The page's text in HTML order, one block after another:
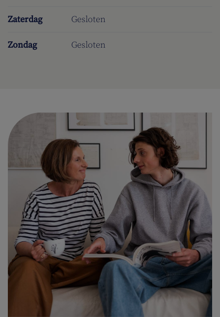
Zaterdag Gesloten
Zondag Gesloten